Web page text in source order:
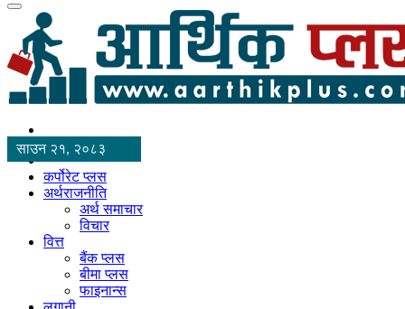
साउन २१, २०८३
कर्पोरेट प्लस
अर्थराजनीति
अर्थ समाचार
विचार
वित्त
बैंक प्लस
बीमा प्लस
फाइनान्स